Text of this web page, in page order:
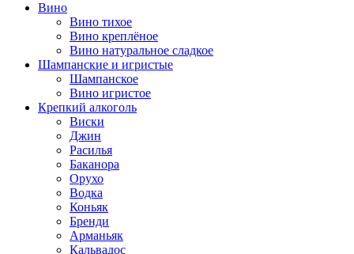
Вино
Вино тихое
Вино креплёное
Вино натуральное сладкое
Шампанские и игристые
Шампанское
Вино игристое
Крепкий алкоголь
Виски
Джин
Расилья
Баканора
Орухо
Водка
Коньяк
Бренди
Арманьяк
Кальвадос